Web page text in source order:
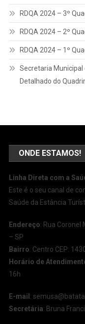
RDQA 2024 – 3º
RDQA 2024 – 2º
RDQA 2024 – 1º
Secretaria Municipal
Detalhado do
ONDE ESTAMOS!
Linha Direta com a
Este é o seu canal de
Saúde da Estância
Endereço: Rua Coronel
– SP
Bairro: Centro CEP:
Horário de
16h
E-mail :
Secretária: Bruna